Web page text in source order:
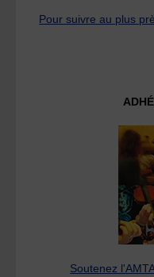
Pour suivre au plus
Soutenez